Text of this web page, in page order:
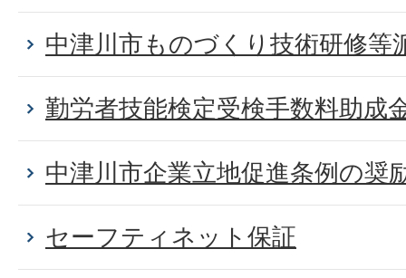
中津川市ものづくり技術研修等
勤労者技能検定受検手数料助成
中津川市企業立地促進条例の奨
セーフティネット保証